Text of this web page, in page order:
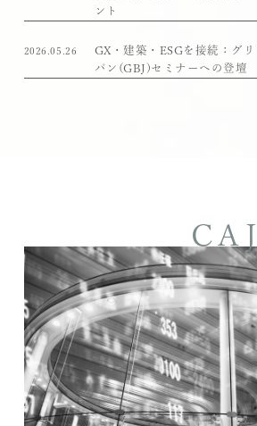
ント
2026.05.26
GX・建築・ESGを接続：グ
パン(GBJ)セミナーへの登壇
CAJ